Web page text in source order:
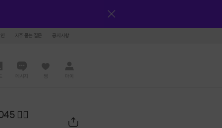
자주 묻는 질문 공지사항
메시지 찜 마이
❤️‍🔥